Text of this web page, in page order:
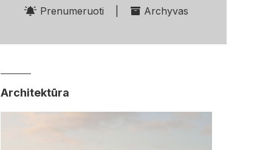
Prenumeruoti Archyvas
Architektūra